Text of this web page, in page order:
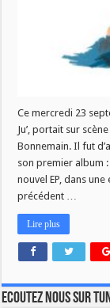
Ce mercredi 23
Ju’, portait sur
Bonnemain. Il fut
son premier album :
nouvel EP, dans
précédent …
Lire plus
Ecoutez nous sur